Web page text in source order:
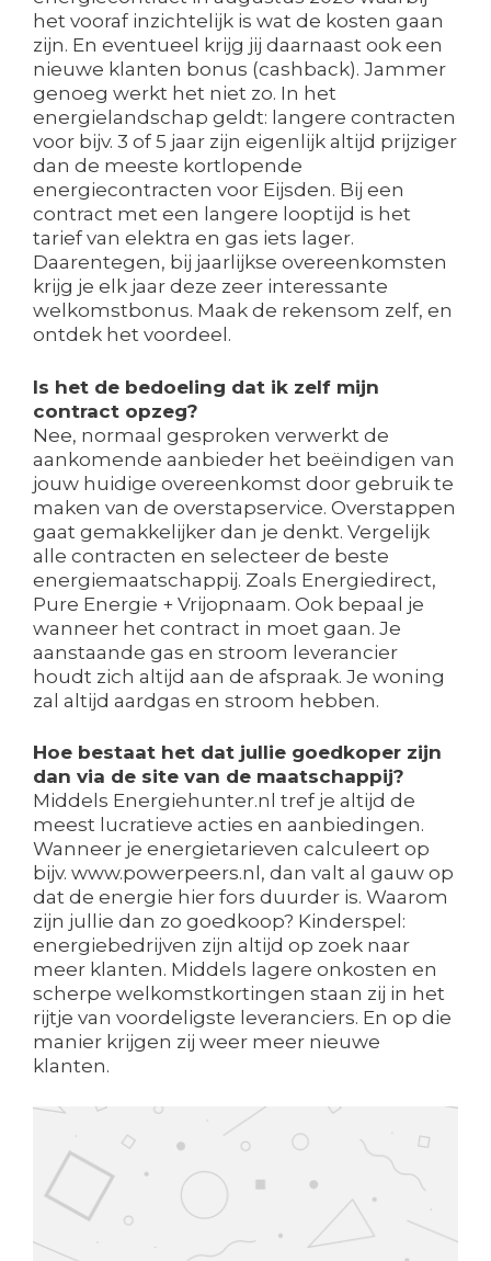
het vooraf inzichtelijk is wat de kosten gaan
zijn. En eventueel krijg jij daarnaast ook een
nieuwe klanten bonus (cashback). Jammer
genoeg werkt het niet zo. In het
energielandschap geldt: langere contracten
voor bijv. 3 of 5 jaar zijn eigenlijk altijd prijziger
dan de meeste kortlopende
energiecontracten voor Eijsden. Bij een
contract met een langere looptijd is het
tarief van elektra en gas iets lager.
Daarentegen, bij jaarlijkse overeenkomsten
krijg je elk jaar deze zeer interessante
welkomstbonus. Maak de rekensom zelf, en
ontdek het voordeel.
Is het de bedoeling dat ik zelf mijn
contract opzeg?
Nee, normaal gesproken verwerkt de
aankomende aanbieder het beëindigen van
jouw huidige overeenkomst door gebruik te
maken van de overstapservice. Overstappen
gaat gemakkelijker dan je denkt. Vergelijk
alle contracten en selecteer de beste
energiemaatschappij. Zoals Energiedirect,
Pure Energie + Vrijopnaam. Ook bepaal je
wanneer het contract in moet gaan. Je
aanstaande gas en stroom leverancier
houdt zich altijd aan de afspraak. Je woning
zal altijd aardgas en stroom hebben.
Hoe bestaat het dat jullie goedkoper zijn
dan via de site van de maatschappij?
Middels Energiehunter.nl tref je altijd de
meest lucratieve acties en aanbiedingen.
Wanneer je energietarieven calculeert op
bijv. www.powerpeers.nl, dan valt al gauw op
dat de energie hier fors duurder is. Waarom
zijn jullie dan zo goedkoop? Kinderspel:
energiebedrijven zijn altijd op zoek naar
meer klanten. Middels lagere onkosten en
scherpe welkomstkortingen staan zij in het
rijtje van voordeligste leveranciers. En op die
manier krijgen zij weer meer nieuwe
klanten.